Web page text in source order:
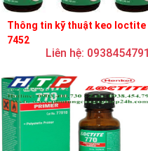
Thông tin kỹ thuật keo loctite
7452
Liên hệ: 0938454791